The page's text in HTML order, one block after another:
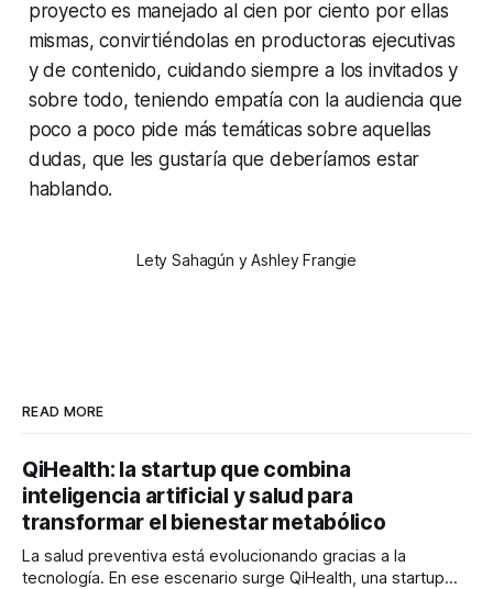
proyecto es manejado al cien por ciento por ellas
mismas, convirtiéndolas en productoras ejecutivas
y de contenido, cuidando siempre a los invitados y
sobre todo, teniendo empatía con la audiencia que
poco a poco pide más temáticas sobre aquellas
dudas, que les gustaría que deberíamos estar
hablando.
Lety Sahagún y Ashley Frangie
READ MORE
QiHealth: la startup que combina
inteligencia artificial y salud para
transformar el bienestar metabólico
La salud preventiva está evolucionando gracias a la
tecnología. En ese escenario surge QiHealth, una startup